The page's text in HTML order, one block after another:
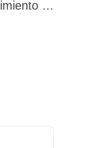
…